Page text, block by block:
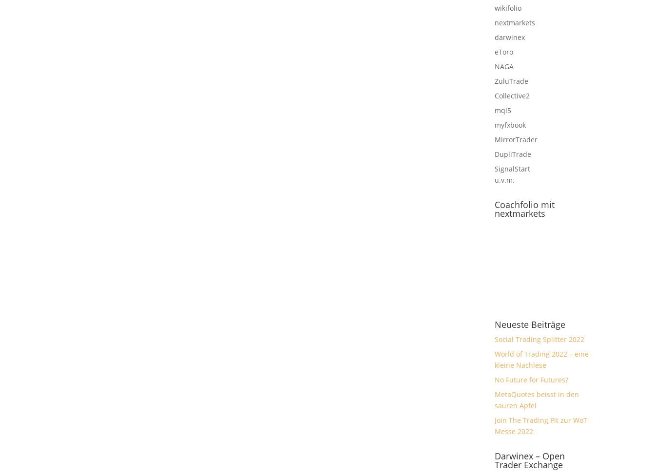
wikifolio
nextmarkets
darwinex
eToro
NAGA
ZuluTrade
Collective2
mql5
myfxbook
MirrorTrader
DupliTrade
SignalStart
u.v.m.
Coachfolio mit
nextmarkets
Neueste Beiträge
Social Trading Splitter 2022
World of Trading 2022 – eine
kleine Nachlese
No Future for Futures?
MetaQuotes beisst in den
sauren Apfel
Join The Trading Pit zur WoT
Messe 2022
Darwinex – Open
Trader Exchange